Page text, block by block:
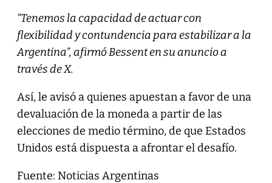
“Tenemos la capacidad de actuar con
flexibilidad y contundencia para estabilizar a la
Argentina”, afirmó Bessent en su anuncio a
través de X.
Así, le avisó a quienes apuestan a favor de una
devaluación de la moneda a partir de las
elecciones de medio término, de que Estados
Unidos está dispuesta a afrontar el desafío.
Fuente: Noticias Argentinas